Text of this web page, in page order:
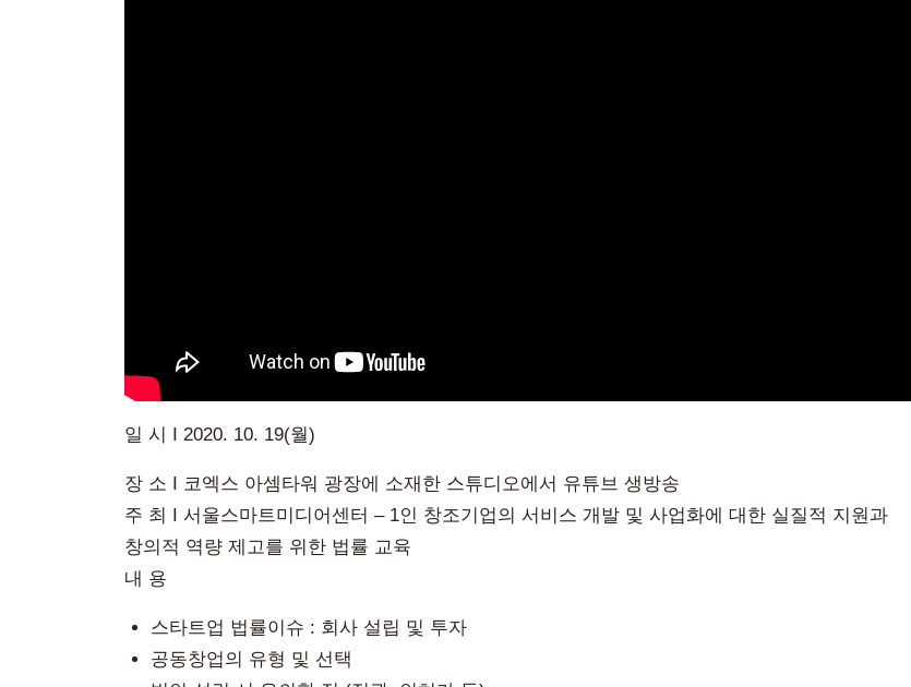
일 시 I 2020. 10. 19(월)
장 소 I 코엑스 아셈타워 광장에 소재한 스튜디오에서 유튜브 생방송
주 최 I 서울스마트미디어센터 – 1인 창조기업의 서비스 개발 및 사업화에 대한 실질적 지원과
창의적 역량 제고를 위한 법률 교육
내 용
스타트업 법률이슈 : 회사 설립 및 투자
공동창업의 유형 및 선택